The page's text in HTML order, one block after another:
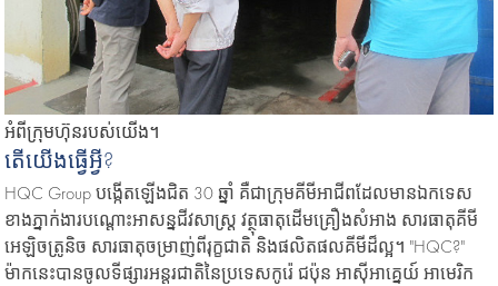
អំពីក្រុមហ៊ុនរបស់យើង។
តើ​យើង​ធ្វើអ្វី?
HQC Group បង្កើតឡើងជិត 30 ឆ្នាំ គឺជាក្រុមគីមីអាជីពដែលមានឯកទេស
ខាងភ្នាក់ងារបណ្ដោះអាសន្នជីវសាស្រ្ត វត្ថុធាតុដើមគ្រឿងសំអាង សារធាតុគីមី
អេឡិចត្រូនិច សារធាតុចម្រាញ់ពីរុក្ខជាតិ និងផលិតផលគីមីដ៏ល្អ។ "HQC?"
ម៉ាកនេះបានចូលទីផ្សារអន្តរជាតិនៃប្រទេសកូរ៉េ ជប៉ុន អាស៊ីអាគ្នេយ៍ អាមេរិក